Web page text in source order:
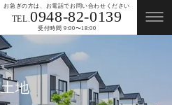
お急ぎの方は、お電話でお問い合わせください
TEL.0948-82-0139
受付時間 9:00〜18:00
土地